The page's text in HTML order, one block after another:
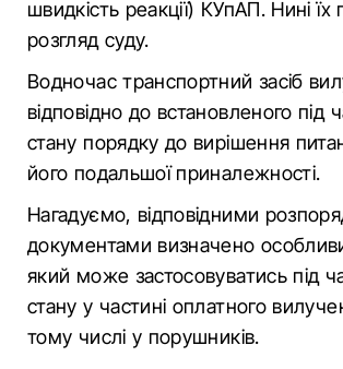
швидкість реакції) КУпАП. Нині
розгляд суду.
Водночас транспортний засіб
відповідно до встановленого під
стану порядку до вирішення
його подальшої приналежності.
Нагадуємо, відповідними
документами визначено
який може застосовуватись під
стану у частині оплатного
тому числі у порушників.